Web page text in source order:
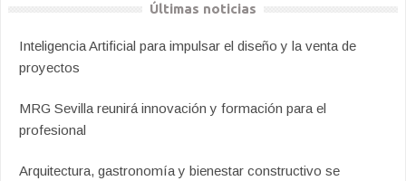
Últimas noticias
Inteligencia Artificial para impulsar el diseño y la venta de
proyectos
MRG Sevilla reunirá innovación y formación para el
profesional
Arquitectura, gastronomía y bienestar constructivo se